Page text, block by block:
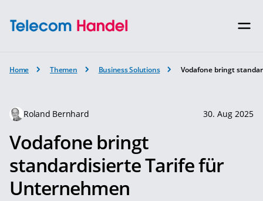
Home Themen Business Solutions Vodafone bringt
Roland Bernhard 30. Aug 2025
Vodafone bringt
standardisierte Tarife für
Unternehmen